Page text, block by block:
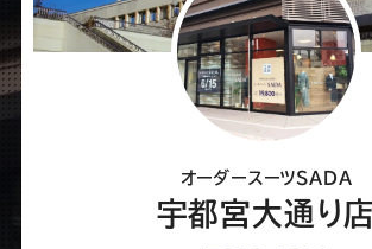
て
く
だ
い
オーダースーツSADA
宇都宮大通り店